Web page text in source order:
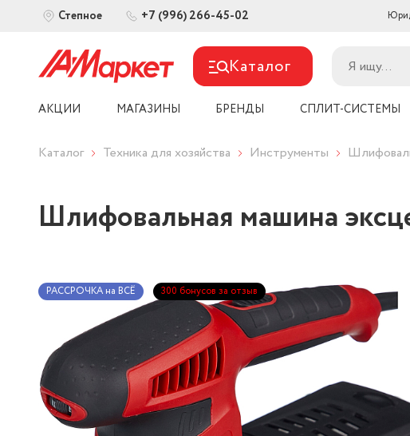
Степное +7 (996) 266-45-02
Каталог
АКЦИИ МАГАЗИНЫ БРЕНДЫ СПЛИТ-СИСТЕМЫ
Каталог Техника для хозяйства Инструменты
Шлифовальная машина
РАССРОЧКА на ВСЁ 300 бонусов за отзыв